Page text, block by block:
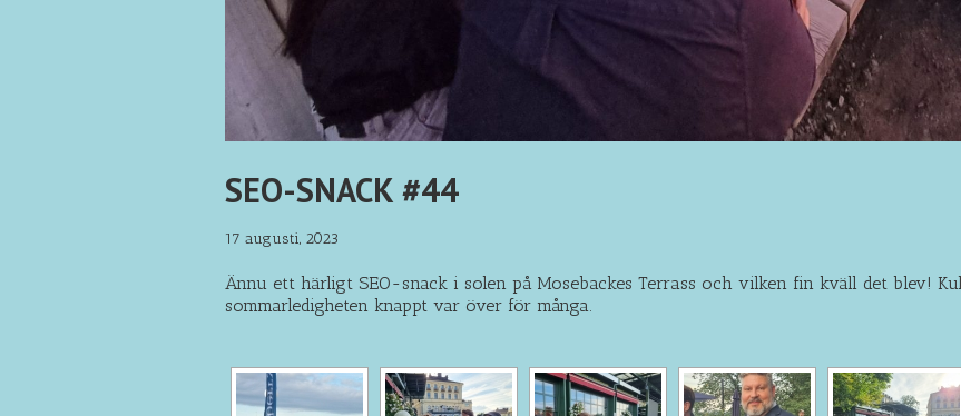
SEO-SNACK #44
17 augusti, 2023
Ännu ett härligt SEO-snack i solen på Mosebackes Terrass och vilken fin kväll det blev!
sommarledigheten knappt var över för många.